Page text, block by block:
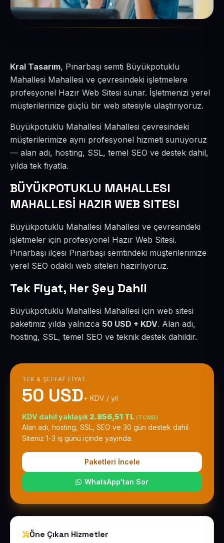
Kral Tasarım, Pınarbaşı semti Büyükpotuklu
Mahallesi Mahallesi ve çevresindeki işletmelere
profesyonel Hazır Web Sitesi sunar. İşletmenizi yerel
müşterilerinize güçlü bir web sitesiyle ulaştırıyoruz.
Büyükpotuklu Mahallesi Mahallesi çevresindeki
müşterilerimize aynı profesyonel hizmeti sunuyoruz
— alan adı, hosting, SSL, temel SEO ve destek dahil,
yılda tek fiyatla.
BÜYÜKPOTUKLU MAHALLESI
MAHALLESİ HAZIR WEB SITESI
Büyükpotuklu Mahallesi Mahallesi ve çevresindeki
işletmeler için profesyonel Hazır Web Sitesi.
Pınarbaşı ilçesi Pınarbaşı semtindeki müşterilerimize
yerel SEO odaklı web siteleri hazırlıyoruz.
Tek Fiyat, Her Şey Dahil
Büyükpotuklu Mahallesi Mahallesi için web sitesi
paketimiz yılda yalnızca 50 USD + KDV. Alan adı,
hosting, SSL, temel SEO ve teknik destek dahildir.
TEK & ŞEFFAF FIYAT
50 USD+ KDV / yıl
KDV dahil yaklaşık 2.856,51 TL (TCMB)
Alan adı, hosting, SSL, SEO ve 30 gün destek dahil.
Siteniz 1-3 iş günü içinde yayında.
Paketleri İncele
WhatsApp'tan Sor
Öne Çıkan Hizmetler